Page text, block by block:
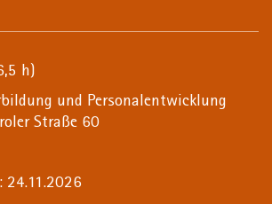
h)
und Personalentwicklung
Straße 60